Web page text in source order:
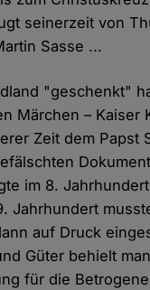
seinerzeit von
Sasse ...
"geschenkt"
Märchen – Kaiser
Zeit dem Papst
im 8.
Jahrhundert
auf Druck
Güter behielt
für die